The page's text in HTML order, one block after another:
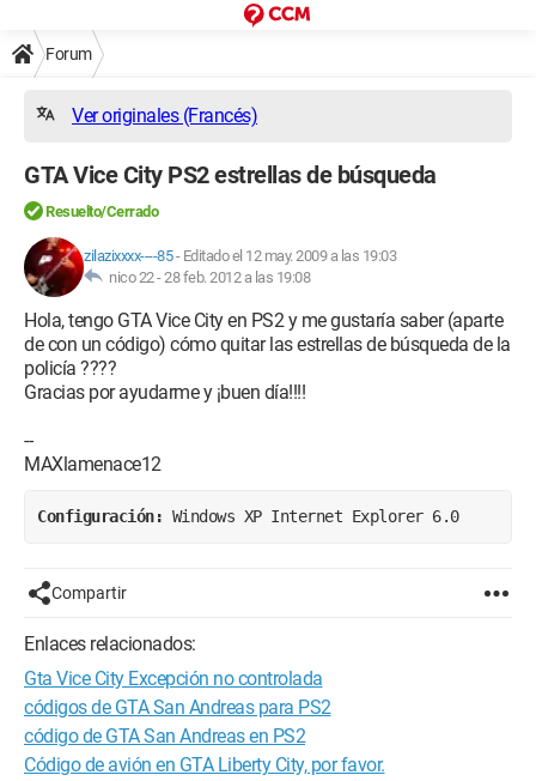
Forum
Ver originales (Francés)
GTA Vice City PS2 estrellas de búsqueda
Resuelto/Cerrado
zilazixxxx----85- Editado el 12 may. 2009 a las 19:03
nico 22 -28 feb. 2012 a las 19:08
Hola, tengo GTA Vice City en PS2 y me gustaría saber (aparte
de con un código) cómo quitar las estrellas de búsqueda de la
policía ????
Gracias por ayudarme y ¡buen día!!!!
--
MAXlamenace12
Configuración: Windows XP Internet Explorer 6.0
Compartir
Enlaces relacionados:
Gta Vice City Excepción no controlada
códigos de GTA San Andreas para PS2
código de GTA San Andreas en PS2
Código de avión en GTA Liberty City, por favor.